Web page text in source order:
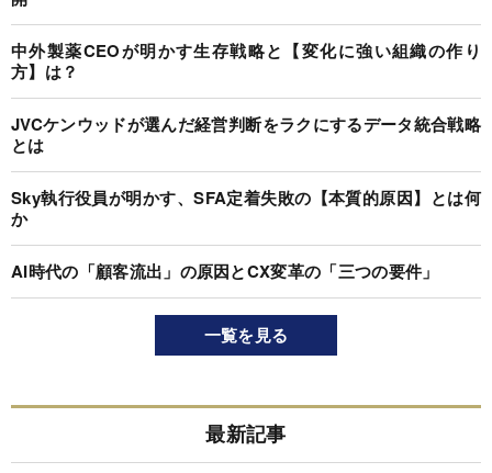
中外製薬CEOが明かす生存戦略と【変化に強い組織の作り
方】は？
JVCケンウッドが選んだ経営判断をラクにするデータ統合戦略
とは
Sky執行役員が明かす、SFA定着失敗の【本質的原因】とは何
か
AI時代の「顧客流出」の原因とCX変革の「三つの要件」
一覧を見る
最新記事